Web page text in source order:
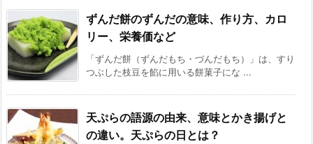
ずんだ餅のずんだの意味、作り方、カロ
リー、栄養価など
「ずんだ餅（ずんだもち・づんだもち）」は、すり
つぶした枝豆を餡に用いる餅菓子にな ...
天ぷらの語源の由来、意味とかき揚げと
の違い。天ぷらの日とは？